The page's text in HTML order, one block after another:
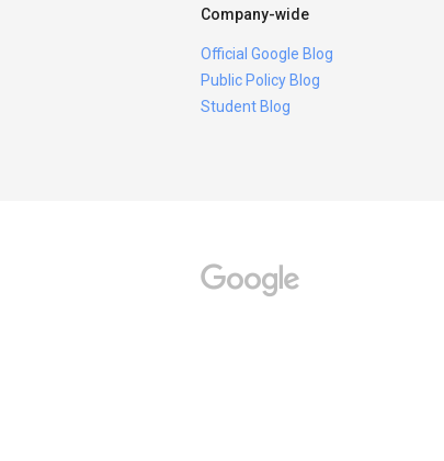
Company-wide
Official Google Blog
Public Policy Blog
Student Blog